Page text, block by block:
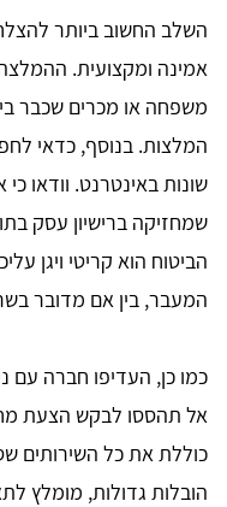
השלב החשוב ביותר
אמינה ומקצועית.
משפחה או מכרים שכבר
המלצות. בנוסף, כדאי
שונות באינטרנט. וודאו
שמחזיקה ברישיון עסק
הביטוח הוא קריטי ויגן
המעבר, בין אם מדובר
כמו כן, העדיפו חברה עם
אל תהססו לבקש הצעת
כוללת את כל השירותים
הובלות גדולות, מומלץ